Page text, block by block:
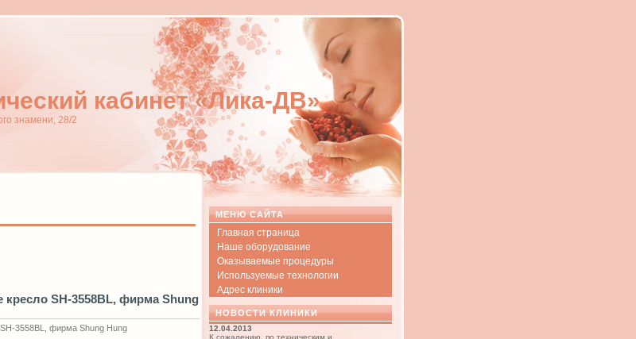
кабинет «Лика-ДВ»
знамени, 28/2
кресло SH-3558BL, фирма Shung
3558BL, фирма Shung Hung
МЕНЮ САЙТА
Главная страница
Наше оборудование
Оказываемые процедуры
Используемые технологии
Адрес клиники
НОВОСТИ КЛИНИКИ
12.04.2013
К сожалению, по техническим и